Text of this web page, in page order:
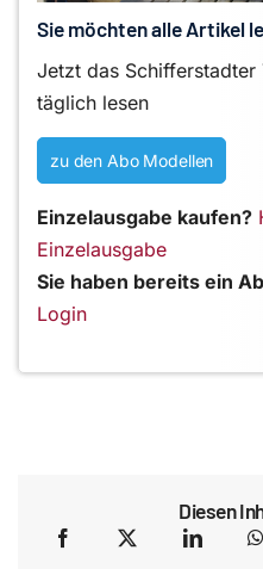
Sie möchten alle Artikel
Jetzt das Schifferstadter
täglich lesen
zu den Abo Modellen
Einzelausgabe kaufen?
Einzelausgabe
Sie haben bereits ein
Login
Diesen